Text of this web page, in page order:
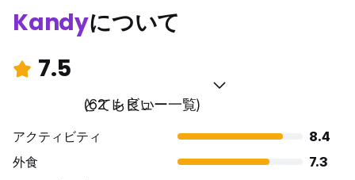
Kandyについて
7.5
とても良い
(62 レビュー一覧)
アクティビティ
8.4
外食
7.3